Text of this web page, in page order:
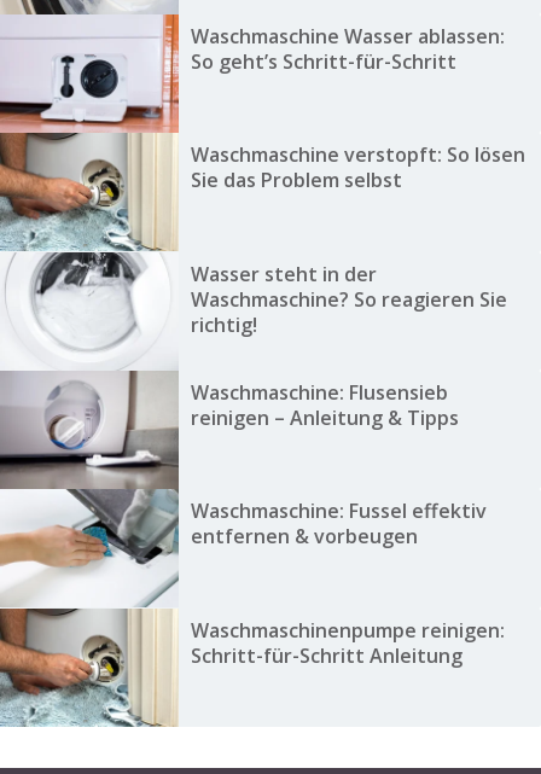
Waschmaschine Wasser ablassen:
So geht’s Schritt-für-Schritt
Waschmaschine verstopft: So lösen
Sie das Problem selbst
Wasser steht in der
Waschmaschine? So reagieren Sie
richtig!
Waschmaschine: Flusensieb
reinigen – Anleitung & Tipps
Waschmaschine: Fussel effektiv
entfernen & vorbeugen
Waschmaschinenpumpe reinigen:
Schritt-für-Schritt Anleitung